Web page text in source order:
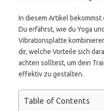
In diesem Artikel
Du erfährst, wie du Yoga
Vibrationsplatte
dir, welche Vorteile sich
achten solltest, um dein
effektiv zu gestalten.
Table of Contents